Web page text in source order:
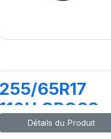
255/65R17
110H CROSS
4X4 HP
Détails du Produit